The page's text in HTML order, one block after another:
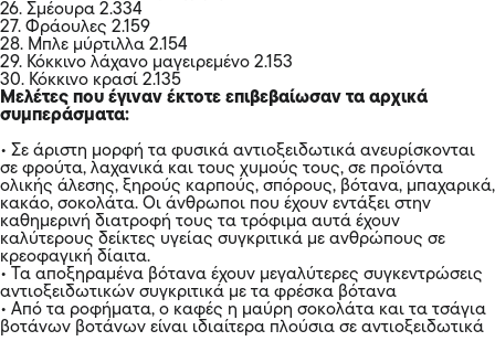
26. Σμέουρα 2.334
27. Φράουλες 2.159
28. Μπλε μύρτιλλα 2.154
29. Κόκκινο λάχανο μαγειρεμένο 2.153
30. Κόκκινο κρασί 2.135
Μελέτες που έγιναν έκτοτε επιβεβαίωσαν τα αρχικά
συμπεράσματα:
• Σε άριστη μορφή τα φυσικά αντιοξειδωτικά ανευρίσκονται
σε φρούτα, λαχανικά και τους χυμούς τους, σε προϊόντα
ολικής άλεσης, ξηρούς καρπούς, σπόρους, βότανα, μπαχαρικά,
κακάο, σοκολάτα. Οι άνθρωποι που έχουν εντάξει στην
καθημερινή διατροφή τους τα τρόφιμα αυτά έχουν
καλύτερους δείκτες υγείας συγκριτικά με ανθρώπους σε
κρεοφαγική δίαιτα.
• Τα αποξηραμένα βότανα έχουν μεγαλύτερες συγκεντρώσεις
αντιοξειδωτικών συγκριτικά με τα φρέσκα βότανα
• Από τα ροφήματα, ο καφές η μαύρη σοκολάτα και τα τσάγια
βοτάνων βοτάνων είναι ιδιαίτερα πλούσια σε αντιοξειδωτικά